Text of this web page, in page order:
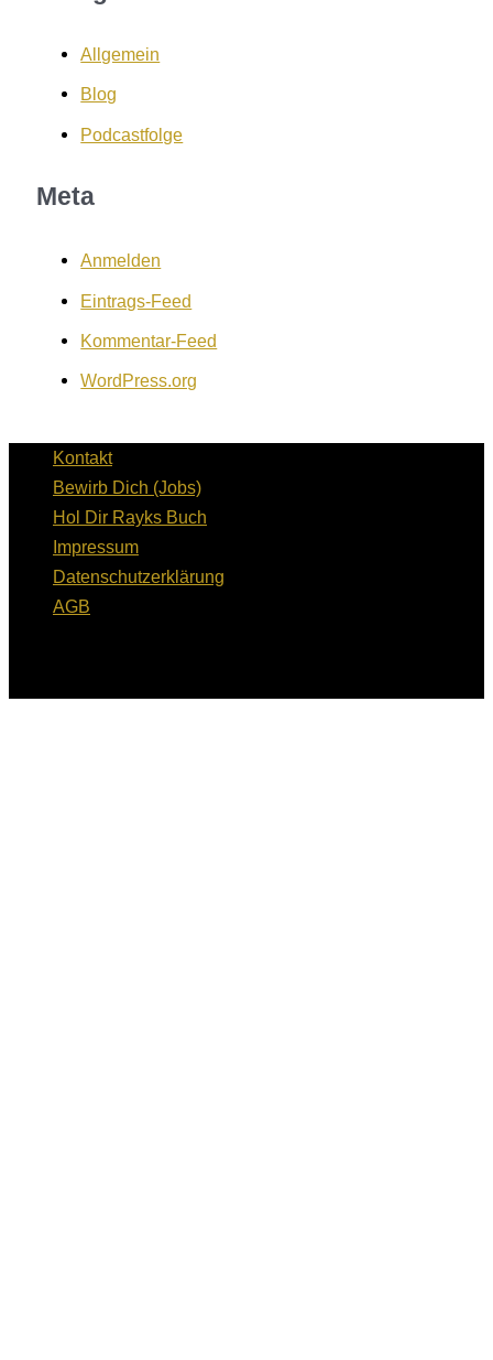
Allgemein
Blog
Podcastfolge
Meta
Anmelden
Eintrags-Feed
Kommentar-Feed
WordPress.org
Kontakt
Bewirb Dich (Jobs)
Hol Dir Rayks Buch
Impressum
Datenschutzerklärung
AGB